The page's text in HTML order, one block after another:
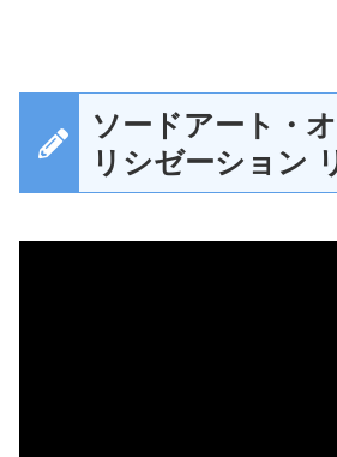
ソードアート・
リシゼーション